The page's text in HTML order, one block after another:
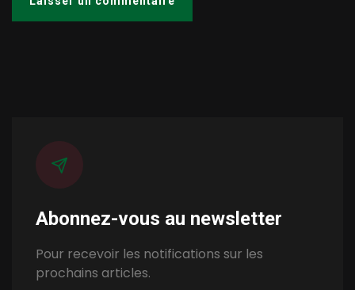
Abonnez-vous au newsletter
Pour recevoir les notifications sur les
prochains articles.